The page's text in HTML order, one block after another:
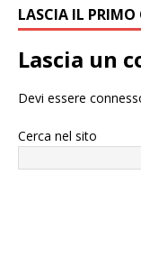
LASCIA IL
Lascia un
Devi essere
Cerca nel sito